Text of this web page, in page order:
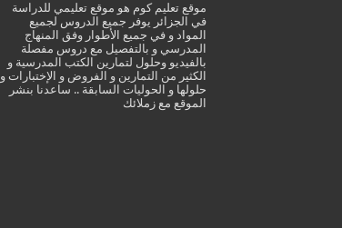
موقع تعليم كوم هو موقع تعليمي للدراسة
في الجزائر يوفر جميع الدروس لجميع
المواد و في جميع الأطوار وفق المنهاج
المدرسي و بالتفصيل مع دروس مفصلة
بالفيديو وحلول لتمارين الكتب المدرسية و
الكثير من التمارين و الفروض و الإختبارات و
حلولها و الحوليات السابقة .. ساعدنا بنشر
الموقع مع زملائك